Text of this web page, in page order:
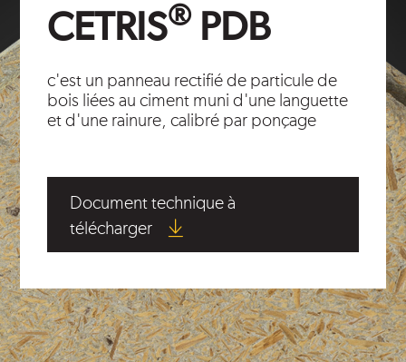
CETRIS® PDB
c'est un panneau rectifié de particule de
bois liées au ciment muni d'une languette
et d'une rainure, calibré par ponçage
Document technique à
télécharger